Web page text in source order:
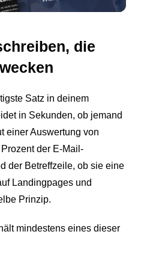
die
Satz in deinem
in Sekunden, ob jemand
einer Auswertung von
der E-Mail-
der Betreffzeile, ob sie eine
Landingpages und
Prinzip.
mindestens eines dieser